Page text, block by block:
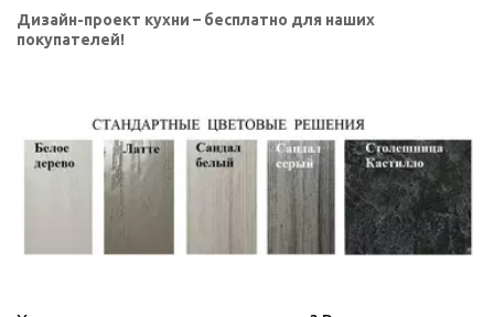
Дизайн-проект кухни – бесплатно для наших
покупателей!